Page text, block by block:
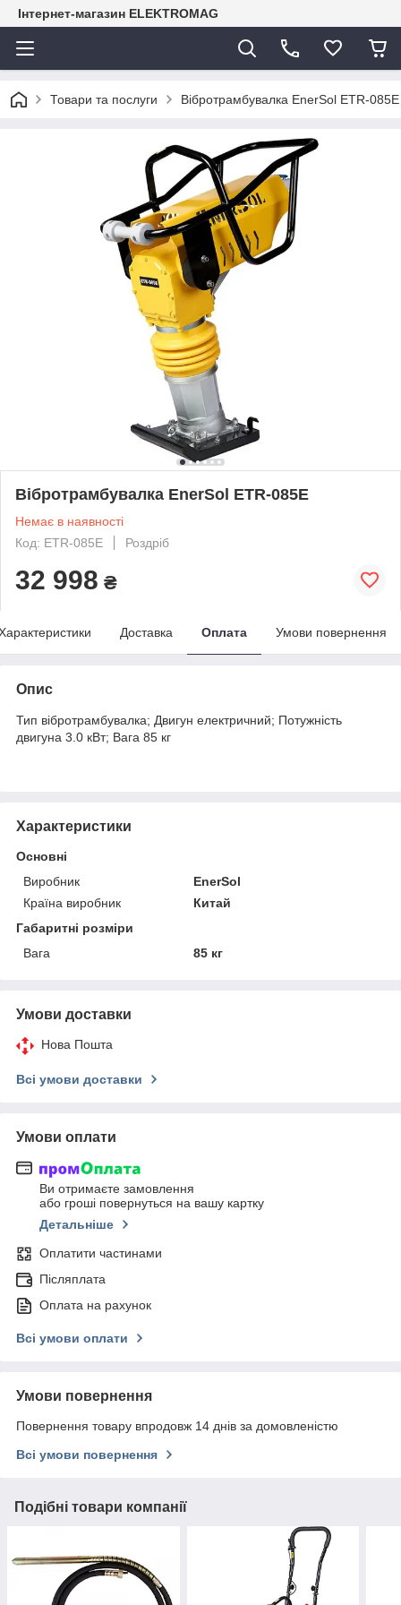
Інтернет-магазин ELEKTROMAG
Товари та послуги Вібротрамбувалка EnerSol ETR-085E
Вібротрамбувалка EnerSol ETR-085E
Немає в наявності
Код: ETR-085E
Роздріб
32 998 ₴
Доставка Оплата Умови повернення
Опис
Тип вібротрамбувалка; Двигун електричний; Потужність
двигуна 3.0 кВт; Вага 85 кг
Характеристики
Основні
Виробник
EnerSol
Країна виробник
Китай
Габаритні розміри
Вага
85 кг
Умови доставки
Нова Пошта
Всі умови доставки
Умови оплати
Ви отримаєте замовлення
або гроші повернуться на вашу картку
Детальніше
Оплатити частинами
Післяплата
Оплата на рахунок
Всі умови оплати
Умови повернення
Повернення товару впродовж 14 днів за домовленістю
Всі умови повернення
Подібні товари компанії